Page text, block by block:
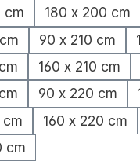
cm
180 x 200 cm
90 x 210 cm
160 x 210 cm
90 x 220 cm
cm
160 x 220 cm
cm